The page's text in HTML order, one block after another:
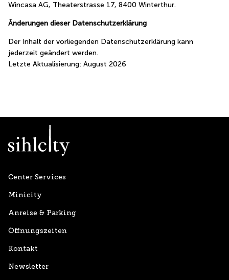
Wincasa AG, Theaterstrasse 17, 8400 Winterthur.
Änderungen dieser Datenschutzerklärung
Der Inhalt der vorliegenden Datenschutzerklärung kann
jederzeit geändert werden.
Letzte Aktualisierung: August 2026
Center Services
Minicity
Anreise & Parking
Öffnungszeiten
Kontakt
Newsletter